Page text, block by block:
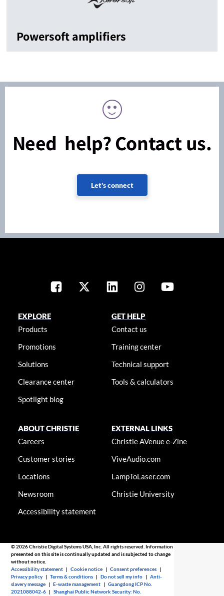
Powersoft amplifiers
Need help? Contact us.
Let's connect
EXPLORE
Products
Promotions
Solutions
Clearance center
Spotlight blog
GET HELP
Contact us
Training center
Technical support
Tools & calculators
ABOUT CHRISTIE
Careers
Customer stories
Locations
Newsroom
Accessibility statement
EXTERNAL LINKS
Christie AVenue e-Zine
ViveAudio.com
LampToLaser.com
Christie University
© 2026 Christie Digital Systems USA, Inc. All rights reserved. Information
presented on this site is continually updated and is subjected to change
without notice.
Accessibility statement |Cookie notice |Consent preferences |
Privacy policy |Terms & conditions |Do not sell my info |Anti-
slavery message |E-waste management |Guangdong ICP No.
2021088042-6 |Shanghai Public Network Security: No.